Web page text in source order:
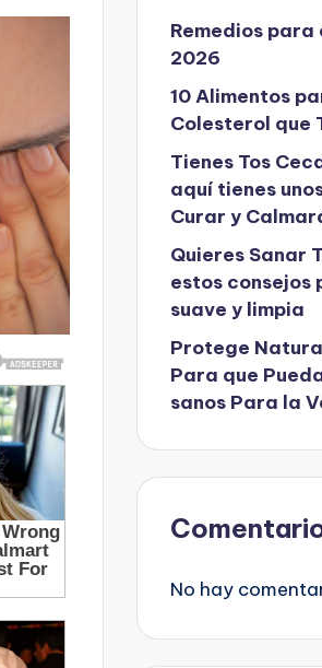
Remedios
2026
10 Alimentos
Colesterol que
Tienes Tos
aquí tienes
Curar y
Quieres Sanar
estos consejos
suave y limpia
Protege
Para que
sanos Para la
No hay